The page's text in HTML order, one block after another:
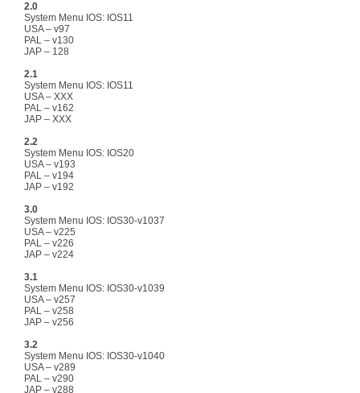
2.0
System Menu IOS: IOS11
USA – v97
PAL – v130
JAP – 128
2.1
System Menu IOS: IOS11
USA – XXX
PAL – v162
JAP – XXX
2.2
System Menu IOS: IOS20
USA – v193
PAL – v194
JAP – v192
3.0
System Menu IOS: IOS30-v1037
USA – v225
PAL – v226
JAP – v224
3.1
System Menu IOS: IOS30-v1039
USA – v257
PAL – v258
JAP – v256
3.2
System Menu IOS: IOS30-v1040
USA – v289
PAL – v290
JAP – v288